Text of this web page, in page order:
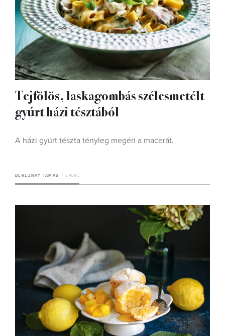
Tejfölös, laskagombás szélesmetélt
gyúrt házi tésztából
A házi gyúrt tészta tényleg megéri a macerát.
BEREZNAY TAMÁS 2 PERC